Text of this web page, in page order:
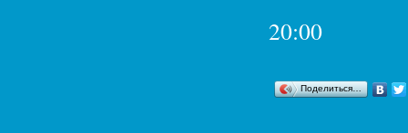
20:00
Поделиться…